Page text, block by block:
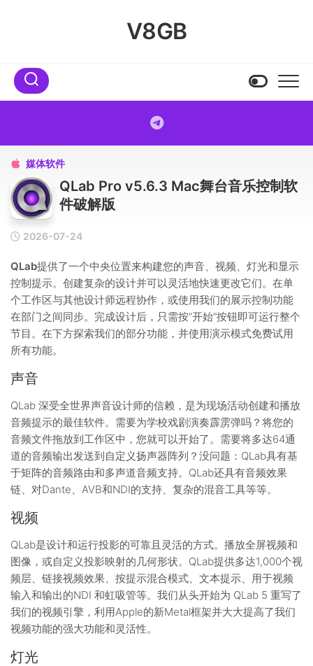
V8GB
 媒体软件
QLab Pro v5.6.3 Mac舞台音乐控制软
件破解版
2026-07-24
QLab提供了一个中央位置来构建您的声音、视频、灯光和显示
控制提示。创建复杂的设计并可以灵活地快速更改它们。在单
个工作区与其他设计师远程协作，或使用我们的展示控制功能
在部门之间同步。完成设计后，只需按“开始”按钮即可运行整个
节目。在下方探索我们的部分功能，并使用演示模式免费试用
所有功能。
声音
QLab 深受全世界声音设计师的信赖，是为现场活动创建和播放
音频提示的最佳软件。需要为学校戏剧演奏霹雳弹吗？将您的
音频文件拖放到工作区中，您就可以开始了。需要将多达64通
道的音频输出发送到自定义扬声器阵列？没问题：QLab具有基
于矩阵的音频路由和多声道音频支持。QLab还具有音频效果
链、对Dante、AVB和NDI的支持、复杂的混音工具等等。
视频
QLab是设计和运行投影的可靠且灵活的方式。播放全屏视频和
图像，或自定义投影映射的几何形状。QLab提供多达1,000个视
频层、链接视频效果、按提示混合模式、文本提示、用于视频
输入和输出的NDI 和虹吸管等。我们从头开始为 QLab 5 重写了
我们的视频引擎，利用Apple的新Metal框架并大大提高了我们
视频功能的强大功能和灵活性。
灯光